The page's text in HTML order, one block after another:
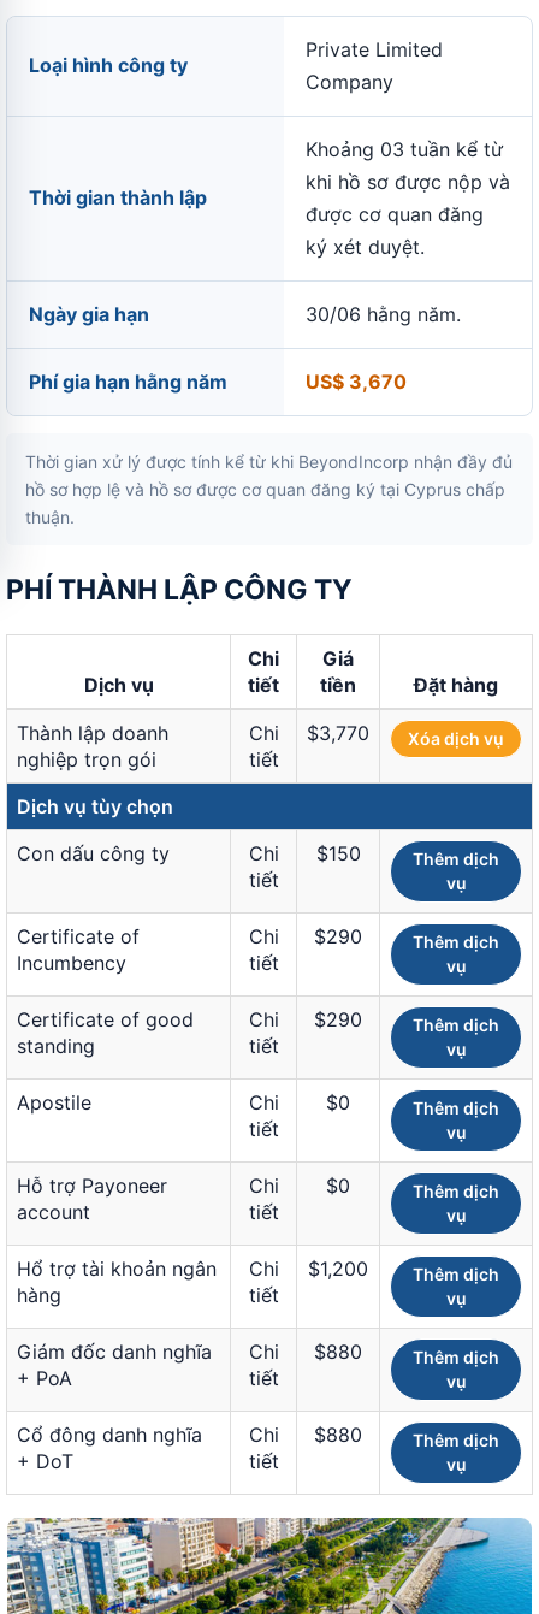
Loại hình công ty
Private Limited
Company
Thời gian thành lập
Khoảng 03 tuần kể từ
khi hồ sơ được nộp và
được cơ quan đăng
ký xét duyệt.
Ngày gia hạn 30/06 hằng năm.
Phí gia hạn hằng năm US$ 3,670
Thời gian xử lý được tính kể từ khi BeyondIncorp nhận đầy đủ
hồ sơ hợp lệ và hồ sơ được cơ quan đăng ký tại Cyprus chấp
thuận.
PHÍ THÀNH LẬP CÔNG TY
Dịch vụ
Chi
tiết
Giá
tiền
Đặt hàng
Thành lập doanh
nghiệp trọn gói
Chi
tiết
$3,770 Xóa dịch vụ
Dịch vụ tùy chọn
Con dấu công ty
Chi
tiết
$150
Thêm dịch
vụ
Certificate of
Incumbency
Chi
tiết
$290
Thêm dịch
vụ
Certificate of good
standing
Chi
tiết
$290
Thêm dịch
vụ
Apostile
Chi
tiết
$0
Thêm dịch
vụ
Hỗ trợ Payoneer
account
Chi
tiết
$0
Thêm dịch
vụ
Hổ trợ tài khoản ngân
hàng
Chi
tiết
$1,200
Thêm dịch
vụ
Giám đốc danh nghĩa
+ PoA
Chi
tiết
$880
Thêm dịch
vụ
Cổ đông danh nghĩa
+ DoT
Chi
tiết
$880
Thêm dịch
vụ